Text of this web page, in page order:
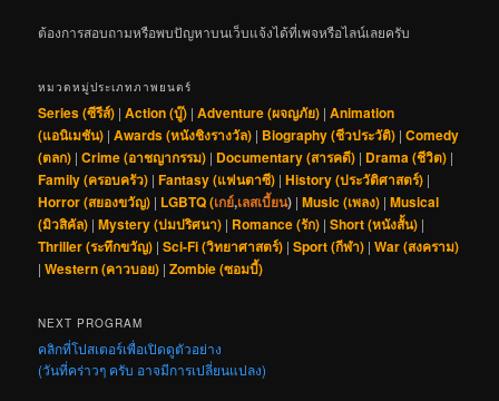
ต้องการสอบถามหรือพบปัญหาบนเว็บแจ้งได้ที่เพจหรือไลน์เลยครับ
หมวดหมู่ประเภทภาพยนตร์
Series (ซีรีส์) |Action (บู๊) |Adventure (ผจญภัย) |Animation
(แอนิเมชัน) |Awards (หนังชิงรางวัล) | Biography (ชีวประวัติ) |Comedy
(ตลก) |Crime (อาชญากรรม) | Documentary (สารคดี) | Drama (ชีวิต) |
Family (ครอบครัว) |Fantasy (แฟนตาซี) |History (ประวัติศาสตร์) |
Horror (สยองขวัญ) | LGBTQ (เกย์,เลสเบี้ยน) |Music (เพลง) |Musical
(มิวสิคัล) |Mystery (ปมปริศนา) | Romance (รัก) |Short (หนังสั้น) |
Thriller (ระทึกขวัญ) |Sci-Fi (วิทยาศาสตร์) |Sport (กีฬา) |War (สงคราม)
|Western (คาวบอย) |Zombie (ซอมบี้)
NEXT PROGRAM
คลิกที่โปสเตอร์เพื่อเปิดดูตัวอย่าง
(วันที่คร่าวๆ ครับ อาจมีการเปลี่ยนแปลง)